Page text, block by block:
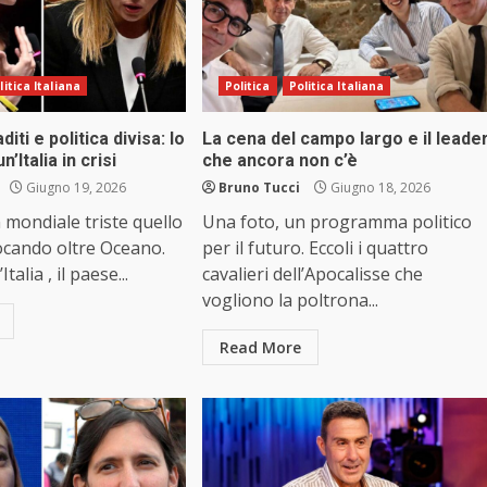
Italiana
e politica divisa: lo
in crisi
Giugno 19, 2026
triste quello
oltre Oceano.
, il paese...
Politica Politica Italiana
La cena del campo largo e il
che ancora non c’è
Bruno Tucci Giugno 18, 2026
Una foto, un programma politico
per il futuro. Eccoli i quattro
cavalieri dell’Apocalisse che
vogliono la poltrona...
Read More